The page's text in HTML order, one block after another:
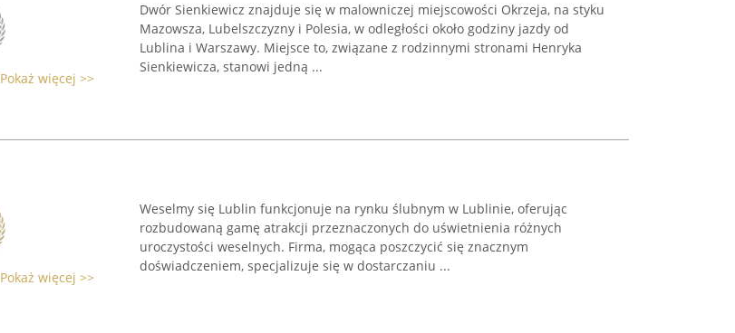
Pokaż więcej >>
Dwór Sienkiewicz znajduje się w malowniczej miejscowości Okrzeja, na styku
Mazowsza, Lubelszczyzny i Polesia, w odległości około godziny jazdy od
Lublina i Warszawy. Miejsce to, związane z rodzinnymi stronami Henryka
Sienkiewicza, stanowi jedną ...
Pokaż więcej >>
Weselmy się Lublin funkcjonuje na rynku ślubnym w Lublinie, oferując
rozbudowaną gamę atrakcji przeznaczonych do uświetnienia różnych
uroczystości weselnych. Firma, mogąca poszczycić się znacznym
doświadczeniem, specjalizuje się w dostarczaniu ...